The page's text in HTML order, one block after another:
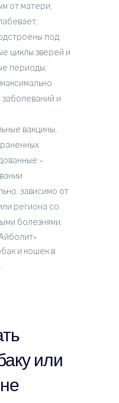
от матери,
под
циклы зверей и
периоды;
и
вакцины,
–
зависимо от
региона со
болезнями.
и кошек в
или